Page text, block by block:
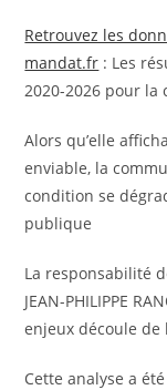
Retrouvez les
mandat.fr : Les
2020-2026 pour la
Alors qu’elle
enviable, la
condition se
publique
La responsabilité
JEAN-PHILIPPE
enjeux découle de
Cette analyse a